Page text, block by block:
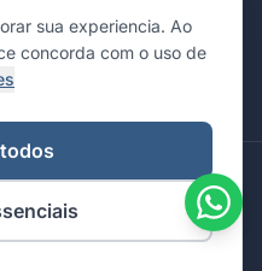
CascavelPonta Grossa
Verdade. Todos os direitos
sua experiencia. Ao
concorda com o uso de